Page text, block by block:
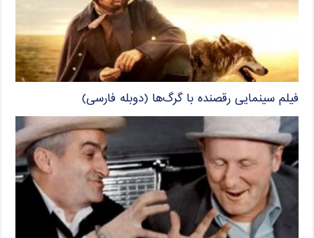
فیلم سینمایی رقصنده با گرگ‌ها (دوبله فارسی)